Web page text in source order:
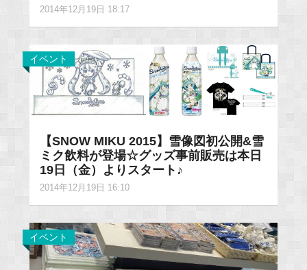
2014年12月19日 18:17
イベント
【SNOW MIKU 2015】雪像図初公開&雪
ミク飲料が登場☆グッズ事前販売は本日
19日（金）よりスタート♪
2014年12月19日 16:10
イベント